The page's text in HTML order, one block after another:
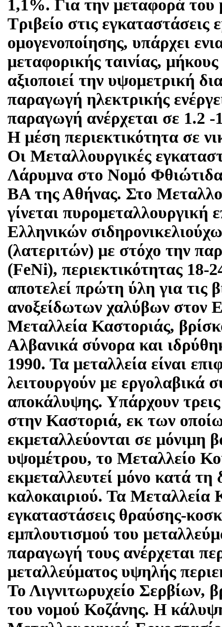
1,1%. Για την μεταφορά του
Τριβείο στις εγκαταστάσεις
ομογενοποίησης, υπάρχει
μεταφορικής ταινίας,
αξιοποιεί την υψομετρική
παραγωγή ηλεκτρικής
παραγωγή ανέρχεται σε 1.2 -
Η μέση περιεκτικότητα σε
Οι Μεταλλουργικές
Λάρυμνα στο Νομό
ΒΑ της Αθήνας. Στο
γίνεται πυρομεταλλουργική
Ελληνικών
(λατεριτών) με στόχο την
(FeNi), περιεκτικότητας 18-
αποτελεί πρώτη ύλη για τις
ανοξείδωτων χαλύβων στον
Μεταλλεία Καστοριάς,
Αλβανικά σύνορα και
1990. Τα μεταλλεία είναι
λειτουργούν με εργολαβικά
αποκάλυψης. Υπάρχουν
στην Καστοριά, εκ των
εκμεταλλεύονται σε μόνιμη
υψομέτρου, το Μεταλλείο
εκμεταλλευτεί μόνο κατά τη
καλοκαιριού. Τα Μεταλλεία
εγκαταστάσεις θραύσης-
εμπλουτισμού του
παραγωγή τους ανέρχεται
μεταλλεύματος υψηλής
Το Λιγνιτωρυχείο Σερβίων,
του νομού Κοζάνης. Η